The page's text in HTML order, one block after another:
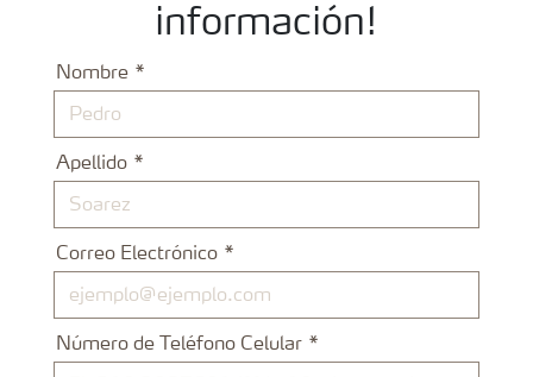
Almacenaje y manejo de fertilizantes
Cultivos
Deficiencias
información!
Nombre
Apellido
Correo Electrónico
Número de Teléfono Celular